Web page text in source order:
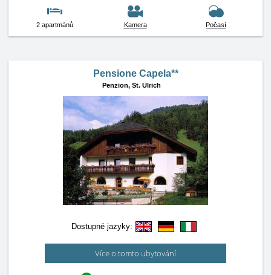
2 apartmánů Kamera Počasí
Pensione Capela**
Penzion, St. Ulrich
Dostupné jazyky:
Více o tomto ubytování